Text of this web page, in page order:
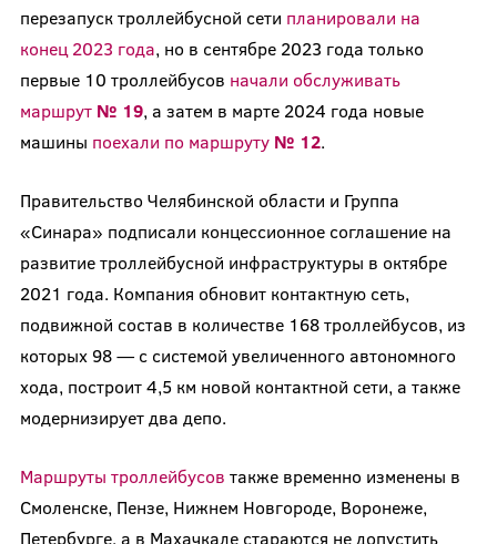
перезапуск троллейбусной сети планировали на
конец 2023 года, но в сентябре 2023 года только
первые 10 троллейбусов начали обслуживать
маршрут № 19, а затем в марте 2024 года новые
машины поехали по маршруту № 12.
Правительство Челябинской области и Группа
«Синара» подписали концессионное соглашение на
развитие троллейбусной инфраструктуры в октябре
2021 года. Компания обновит контактную сеть,
подвижной состав в количестве 168 троллейбусов, из
которых 98 — с системой увеличенного автономного
хода, построит 4,5 км новой контактной сети, а также
модернизирует два депо.
Маршруты троллейбусов также временно изменены в
Смоленске, Пензе, Нижнем Новгороде, Воронеже,
Петербурге, а в Махачкале стараются не допустить